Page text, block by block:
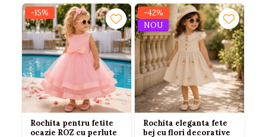
-15%
Rochita pentru fetite
ocazie ROZ cu perlute
-42%
NOU
Rochita eleganta fete
bej cu flori decorative